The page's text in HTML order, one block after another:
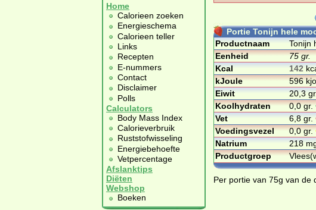
Home
Calorieen zoeken
Energieschema
Calorieen teller
Links
Recepten
E-nummers
Contact
Disclaimer
Polls
Calculators
Body Mass Index
Calorieverbruik
Ruststofwisseling
Energiebehoefte
Vetpercentage
Afslanktips
Diëten
Webshop
Boeken
Portie Tonijn hele
Productnaam
Tonijn
Eenheid
75 gr.
Kcal
142
kJoule
596
Eiwit
20,3 gr.
Koolhydraten
0,0 gr.
Vet
6,8 gr.
Voedingsvezel
0,0 gr.
Natrium
218
Productgroep
Per portie van 75g van de